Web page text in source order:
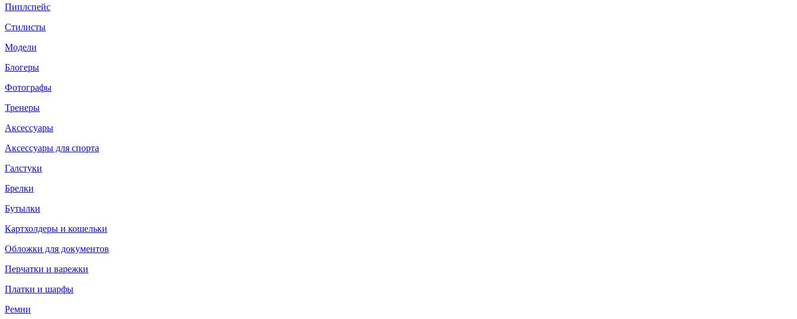
Пиплспейс
Стилисты
Модели
Блогеры
Фотографы
Тренеры
Аксессуары
Аксессуары для спорта
Галстуки
Брелки
Бутылки
Картхолдеры и кошельки
Обложки для документов
Перчатки и варежки
Платки и шарфы
Ремни